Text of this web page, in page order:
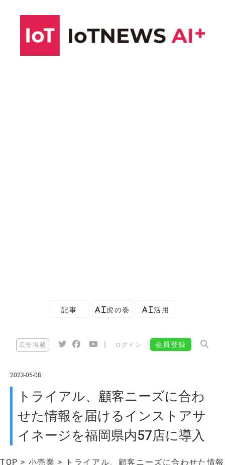
記事 AI虎の巻 AI活用
広告掲載 ログイン 会員登録
2023-05-08
トライアル、顧客ニーズに合わ
せた情報を届けるインストアサ
イネージを福岡県内57店に導入
TOP > 小売業 > トライアル、顧客ニーズに合わせた情報